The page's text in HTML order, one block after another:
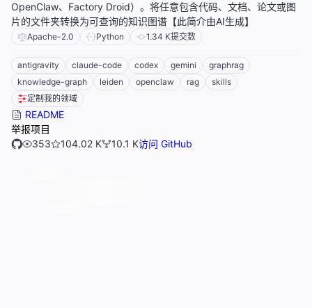
OpenClaw、Factory Droid）。将任意包含代码、文档、论文或图
片的文件夹转换为可查询的知识图谱【此简介由AI生成】
Apache-2.0 Python 1.34 K提交数
antigravity claude-code codex gemini
graphrag
knowledge-graph
leiden openclaw rag
skills
定制我的领域
README
举报项目
353
104.02 K 10.1 K访问 GitHub